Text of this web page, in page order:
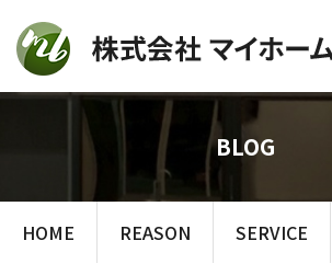
BLOG
HOME REASON SERVICE